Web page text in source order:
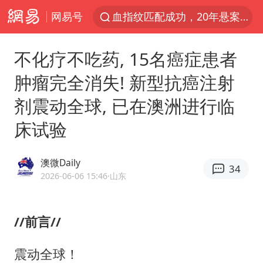
网易号
血指纹匹配成功，20年悬案告破！凶手被执行死刑
独闯南太行失联14天的女子已找到
大疆错失宇树
演员秦焰去世 曾出演《狂飙》
7月CPI同比上涨0.5% 经济内生增长动力持续增强
不化疗不吃药, 15名癌症患者
肿瘤完全消失! 新型抗癌注射
剂震动全球, 已在澳洲进行临
床试验
澳微Daily
2026-06-06 15:46·山东
34
//前言//
震动全球！